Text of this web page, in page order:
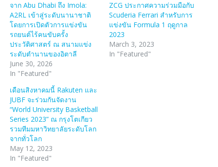
จาก Abu Dhabi ถึง Imola:
A2RL เข้าสู่ระดับนานาชาติ
โดยการเปิดตัวการแข่งขัน
รถยนต์ไร้คนขับครั้ง
ประวัติศาสตร์ ณ สนามแข่ง
ระดับตำนานของอิตาลี
June 30, 2026
In "Featured"
ZCG ประกาศความร่วมมือกับ
Scuderia Ferrari สำหรับการ
แข่งขัน Formula 1 ฤดูกาล
2023
March 3, 2023
In "Featured"
เดือนสิงหาคมนี้ Rakuten และ
JUBF จะร่วมกันจัดงาน
“World University Basketball
Series 2023” ณ กรุงโตเกียว
รวมทีมมหาวิทยาลัยระดับโลก
จากทั่วโลก
May 12, 2023
In "Featured"